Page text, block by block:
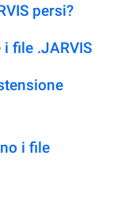
persi?
file .JARVIS
i file